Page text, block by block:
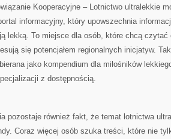
Kooperacyjne – Lotnictwo ultralekkie
informacyjny, który upowszechnia
lekką. To miejsce dla osób, które chcą
się potencjałem regionalnych inicjatyw.
jako kompendium dla miłośników
z dostępnością.
pozostaje również fakt, że temat lotnictwa
Coraz więcej osób szuka treści, które nie